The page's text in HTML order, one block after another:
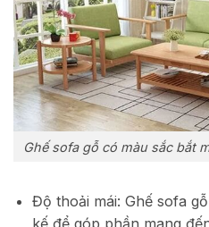
Ghế sofa gỗ có màu sắc bắt
Độ thoải mái: Ghế sofa